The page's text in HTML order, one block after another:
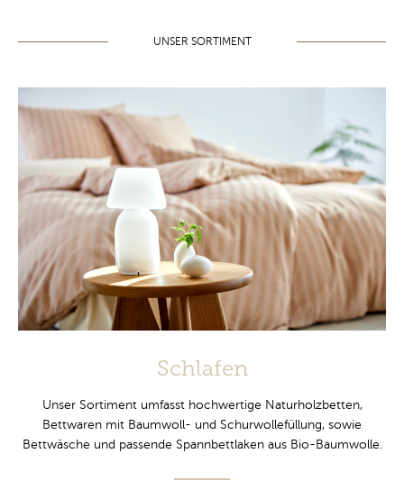
UNSER SORTIMENT
Schlafen
Unser Sortiment umfasst hochwertige Naturholzbetten,
Bettwaren mit Baumwoll- und Schurwollefüllung, sowie
Bettwäsche und passende Spannbettlaken aus Bio-Baumwolle.